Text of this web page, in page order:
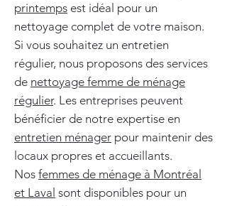
printemps est idéal pour un
nettoyage complet de votre maison.
Si vous souhaitez un entretien
régulier, nous proposons des services
de nettoyage femme de ménage
régulier. Les entreprises peuvent
bénéficier de notre expertise en
entretien ménager pour maintenir des
locaux propres et accueillants.
Nos femmes de ménage à Montréal
et Laval sont disponibles pour un